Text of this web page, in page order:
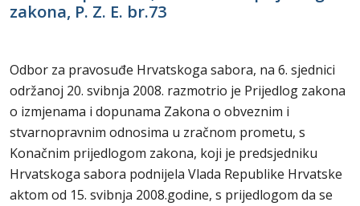
zakona, P. Z. E. br.73
Odbor za pravosuđe Hrvatskoga sabora, na 6. sjednici
održanoj 20. svibnja 2008. razmotrio je Prijedlog zakona
o izmjenama i dopunama Zakona o obveznim i
stvarnopravnim odnosima u zračnom prometu, s
Konačnim prijedlogom zakona, koji je predsjedniku
Hrvatskoga sabora podnijela Vlada Republike Hrvatske
aktom od 15. svibnja 2008.godine, s prijedlogom da se